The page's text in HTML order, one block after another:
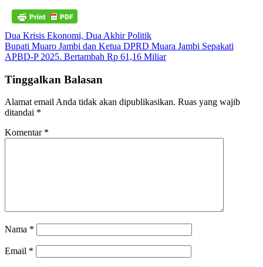
Navigasi
pos
Dua Krisis Ekonomi, Dua Akhir Politik
Bupati Muaro Jambi dan Ketua DPRD Muara Jambi Sepakati
APBD-P 2025. Bertambah Rp 61,16 Miliar
Tinggalkan Balasan
Alamat email Anda tidak akan dipublikasikan. Ruas yang wajib
ditandai *
Komentar *
Nama *
Email *